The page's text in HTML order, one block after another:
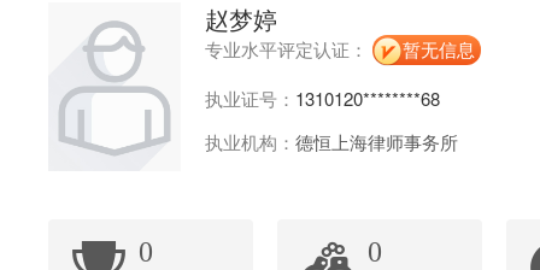
赵梦婷
专业水平评定认证：
暂无信息
执业证号： 1310120********68
执业机构： 德恒上海律师事务所
0 0